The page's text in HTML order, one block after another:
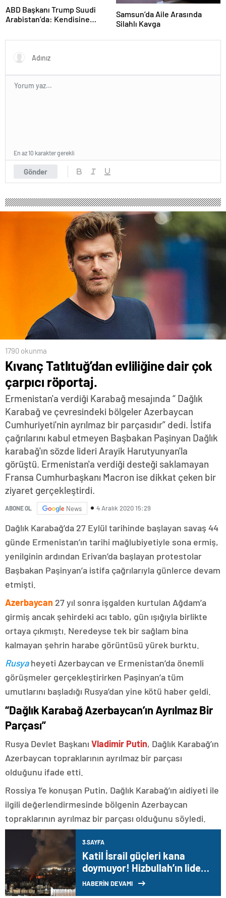
ABD Başkanı Trump Suudi
Arabistan’da: Kendisine
Samsun’da Aile Arasında
Silahlı Kavga
Gönder
En az 10 karakter gerekli
1790 okunma
Kıvanç Tatlıtuğ’dan evliliğine dair çok
çarpıcı röportaj.
Ermenistan'a verdiği Karabağ mesajında “ Dağlık
Karabağ ve çevresindeki bölgeler Azerbaycan
Cumhuriyeti'nin ayrılmaz bir parçasıdır” dedi. İstifa
çağrılarını kabul etmeyen Başbakan Paşinyan Dağlık
karabağ'ın sözde lideri Arayik Harutyunyan'la
görüştü. Ermenistan'a verdiği desteği saklamayan
Fransa Cumhurbaşkanı Macron ise dikkat çeken bir
ziyaret gerçekleştirdi.
ABONE OL News 4 Aralık 2020 15:29
Dağlık Karabağ’da 27 Eylül tarihinde başlayan savaş 44
günde Ermenistan’ın tarihi mağlubiyetiyle sona ermiş,
yenilginin ardından Erivan’da başlayan protestolar
Başbakan Paşinyan’a istifa çağrılarıyla günlerce devam
etmişti.
Azerbaycan 27 yıl sonra işgalden kurtulan Ağdam’a
girmiş ancak şehirdeki acı tablo, gün ışığıyla birlikte
ortaya çıkmıştı. Neredeyse tek bir sağlam bina
kalmayan şehrin harabe görüntüsü yürek burktu.
Rusyaheyeti Azerbaycan ve Ermenistan’da önemli
görüşmeler gerçekleştirirken Paşinyan’a tüm
umutlarını başladığı Rusya’dan yine kötü haber geldi.
“Dağlık Karabağ Azerbaycan’ın Ayrılmaz Bir
Parçası”
Rusya Devlet Başkanı Vladimir Putin, Dağlık Karabağ’ın
Azerbaycan topraklarının ayrılmaz bir parçası
olduğunu ifade etti.
Rossiya 1’e konuşan Putin, Dağlık Karabağ’ın aidiyeti ile
ilgili değerlendirmesinde bölgenin Azerbaycan
topraklarının ayrılmaz bir parçası olduğunu söyledi.
3.SAYFA
Katil İsrail güçleri kana
doymuyor! Hizbullah’ın lider
adayı Safiyüddin hedef alındı
HABERİN DEVAMI